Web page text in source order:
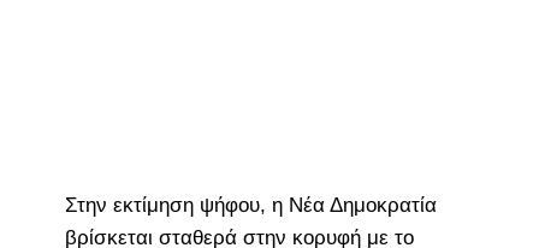
Στην εκτίμηση ψήφου, η Νέα Δημοκρατία
βρίσκεται σταθερά στην κορυφή με το